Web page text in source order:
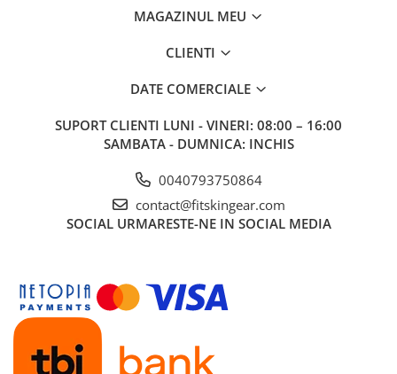
MAGAZINUL MEU
CLIENTI
DATE COMERCIALE
SUPORT CLIENTI LUNI - VINERI: 08:00 – 16:00
SAMBATA - DUMNICA: INCHIS
0040793750864
contact@fitskingear.com
SOCIAL URMARESTE-NE IN SOCIAL MEDIA